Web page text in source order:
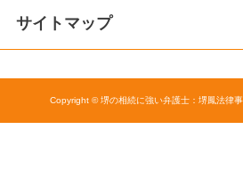
サイトマップ
Copyright © 堺の相続に強い弁護士：堺鳳法律